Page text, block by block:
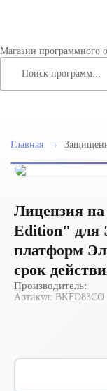
Магазин программного
Главная →
Лицензия
Edition" для
платформ
срок
Производитель:
Артикул: BKFD83CO